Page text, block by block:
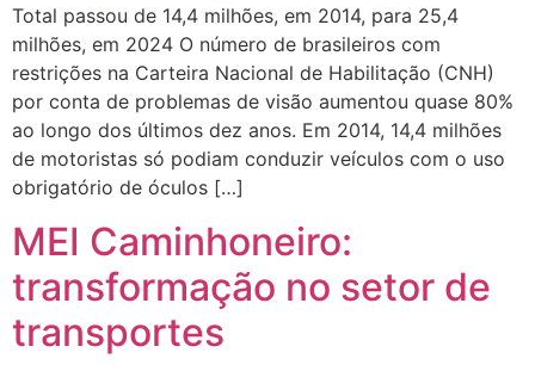
Total passou de 14,4 milhões, em 2014, para 25,4
milhões, em 2024 O número de brasileiros com
restrições na Carteira Nacional de Habilitação (CNH)
por conta de problemas de visão aumentou quase 80%
ao longo dos últimos dez anos. Em 2014, 14,4 milhões
de motoristas só podiam conduzir veículos com o uso
obrigatório de óculos […]
MEI Caminhoneiro:
transformação no setor de
transportes